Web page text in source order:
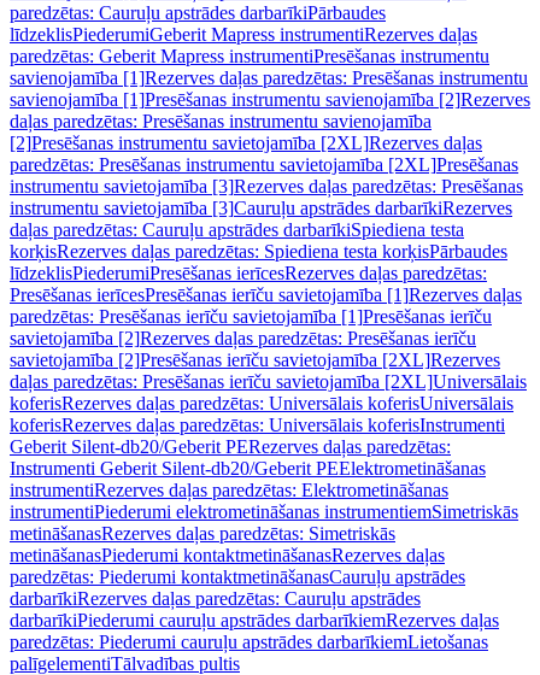
paredzētas: Cauruļu apstrādes darbarīkiPārbaudes
līdzeklisPiederumiGeberit Mapress instrumentiRezerves daļas
paredzētas: Geberit Mapress instrumentiPresēšanas instrumentu
savienojamība [1]Rezerves daļas paredzētas: Presēšanas instrumentu
savienojamība [1]Presēšanas instrumentu savienojamība [2]Rezerves
daļas paredzētas: Presēšanas instrumentu savienojamība
[2]Presēšanas instrumentu savietojamība [2XL]Rezerves daļas
paredzētas: Presēšanas instrumentu savietojamība [2XL]Presēšanas
instrumentu savietojamība [3]Rezerves daļas paredzētas: Presēšanas
instrumentu savietojamība [3]Cauruļu apstrādes darbarīkiRezerves
daļas paredzētas: Cauruļu apstrādes darbarīkiSpiediena testa
korķisRezerves daļas paredzētas: Spiediena testa korķisPārbaudes
līdzeklisPiederumiPresēšanas ierīcesRezerves daļas paredzētas:
Presēšanas ierīcesPresēšanas ierīču savietojamība [1]Rezerves daļas
paredzētas: Presēšanas ierīču savietojamība [1]Presēšanas ierīču
savietojamība [2]Rezerves daļas paredzētas: Presēšanas ierīču
savietojamība [2]Presēšanas ierīču savietojamība [2XL]Rezerves
daļas paredzētas: Presēšanas ierīču savietojamība [2XL]Universālais
koferisRezerves daļas paredzētas: Universālais koferisUniversālais
koferisRezerves daļas paredzētas: Universālais koferisInstrumenti
Geberit Silent-db20/Geberit PERezerves daļas paredzētas:
Instrumenti Geberit Silent-db20/Geberit PEElektrometināšanas
instrumentiRezerves daļas paredzētas: Elektrometināšanas
instrumentiPiederumi elektrometināšanas instrumentiemSimetriskās
metināšanasRezerves daļas paredzētas: Simetriskās
metināšanasPiederumi kontaktmetināšanasRezerves daļas
paredzētas: Piederumi kontaktmetināšanasCauruļu apstrādes
darbarīkiRezerves daļas paredzētas: Cauruļu apstrādes
darbarīkiPiederumi cauruļu apstrādes darbarīkiemRezerves daļas
paredzētas: Piederumi cauruļu apstrādes darbarīkiemLietošanas
palīgelementiTālvadības pultis